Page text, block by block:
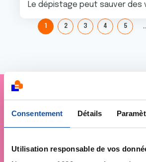
Consentement Détails
Utilisation responsable de vos
Le dépistage peut sauver des
1 2 3 4 5
Je soutiensla
contre le